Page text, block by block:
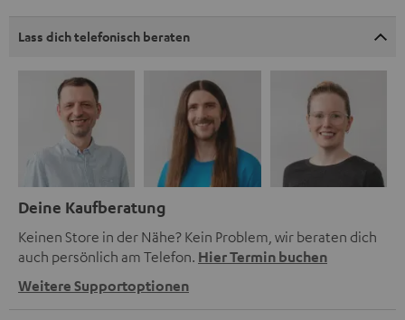
Lass dich telefonisch beraten
Deine Kaufberatung
Keinen Store in der Nähe? Kein Problem, wir beraten dich
auch persönlich am Telefon. Hier Termin buchen
Weitere Supportoptionen